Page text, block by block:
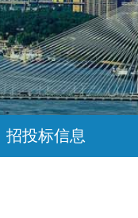
招投标信息